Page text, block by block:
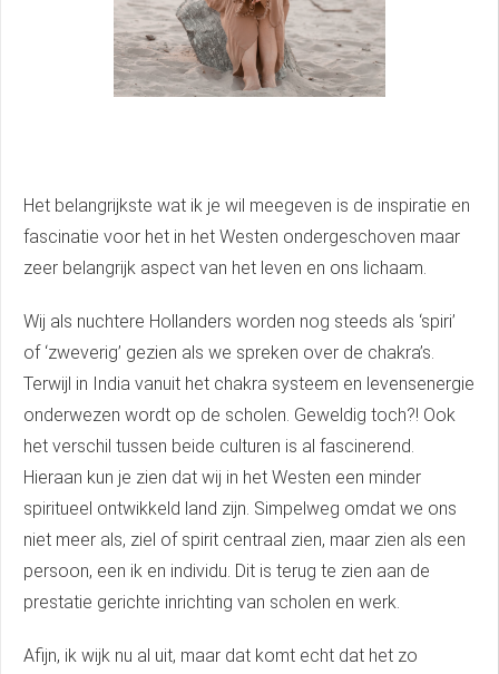
Het belangrijkste wat ik je wil meegeven is de inspiratie en
fascinatie voor het in het Westen ondergeschoven maar
zeer belangrijk aspect van het leven en ons lichaam.
Wij als nuchtere Hollanders worden nog steeds als ‘spiri’
of ‘zweverig’ gezien als we spreken over de chakra’s.
Terwijl in India vanuit het chakra systeem en levensenergie
onderwezen wordt op de scholen. Geweldig toch?! Ook
het verschil tussen beide culturen is al fascinerend.
Hieraan kun je zien dat wij in het Westen een minder
spiritueel ontwikkeld land zijn. Simpelweg omdat we ons
niet meer als, ziel of spirit centraal zien, maar zien als een
persoon, een ik en individu. Dit is terug te zien aan de
prestatie gerichte inrichting van scholen en werk.
Afijn, ik wijk nu al uit, maar dat komt echt dat het zo